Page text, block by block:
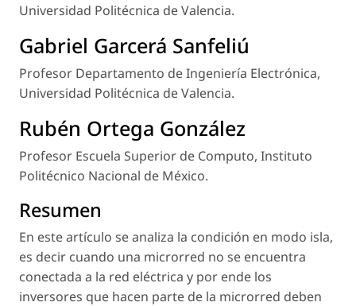
Universidad Politécnica de Valencia.
Gabriel Garcerá Sanfeliú
Profesor Departamento de Ingeniería Electrónica,
Universidad Politécnica de Valencia.
Rubén Ortega González
Profesor Escuela Superior de Computo, Instituto
Politécnico Nacional de México.
Resumen
En este artículo se analiza la condición en modo isla,
es decir cuando una microrred no se encuentra
conectada a la red eléctrica y por ende los
inversores que hacen parte de la microrred deben